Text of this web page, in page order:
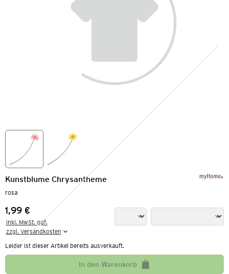
Kunstblume Chrysantheme
rosa
Preis:
1,99 €
inkl. MwSt. ggf.
zzgl. Versandkosten
Leider ist dieser Artikel bereits ausverkauft.
In den Warenkorb